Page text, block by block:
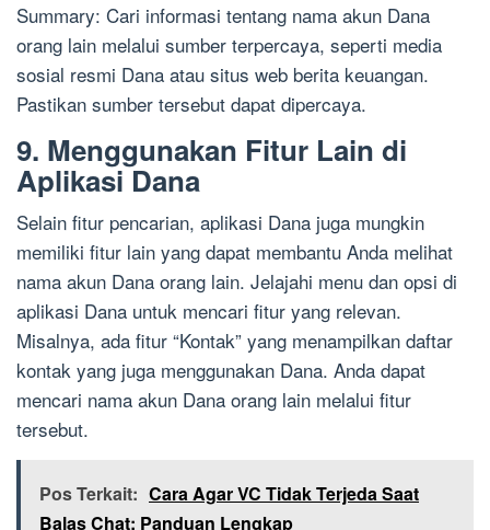
Summary: Cari informasi tentang nama akun Dana
orang lain melalui sumber terpercaya, seperti media
sosial resmi Dana atau situs web berita keuangan.
Pastikan sumber tersebut dapat dipercaya.
9. Menggunakan Fitur Lain di
Aplikasi Dana
Selain fitur pencarian, aplikasi Dana juga mungkin
memiliki fitur lain yang dapat membantu Anda melihat
nama akun Dana orang lain. Jelajahi menu dan opsi di
aplikasi Dana untuk mencari fitur yang relevan.
Misalnya, ada fitur “Kontak” yang menampilkan daftar
kontak yang juga menggunakan Dana. Anda dapat
mencari nama akun Dana orang lain melalui fitur
tersebut.
Pos Terkait: Cara Agar VC Tidak Terjeda Saat
Balas Chat: Panduan Lengkap